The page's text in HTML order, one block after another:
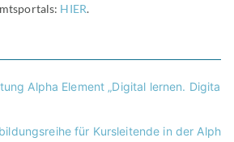
HIER.
Alpha Element „Digital lernen. Digita
für Kursleitende in der Alph